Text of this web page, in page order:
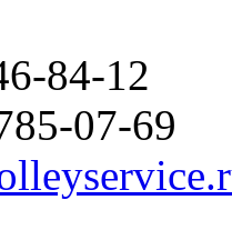
84-12
07-69